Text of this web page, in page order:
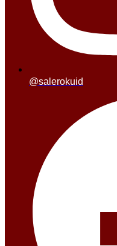
@salerokuid